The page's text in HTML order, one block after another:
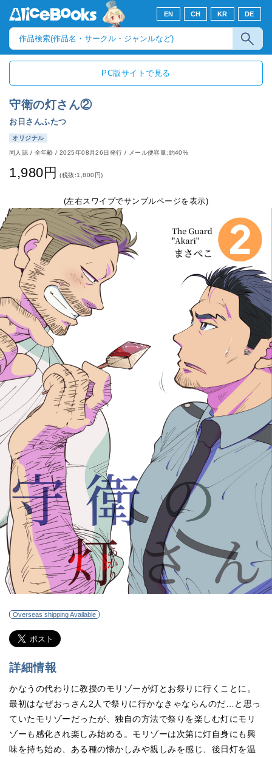
EN CH KR DE
PC版サイトで見る
守衛の灯さん②
お日さんふたつ
オリジナル
同人誌 / 全年齢/2025年08月26日発行 / メール便容量:約40%
1,980円 (税抜:1,800円)
(左右スワイプでサンプルページを表示)
Overseas shipping Available
詳細情報
かなうの代わりに教授のモリゾーが灯とお祭りに行くことに。
最初はなぜおっさん2人で祭りに行かなきゃならんのだ…と思っ
ていたモリゾーだったが、独自の方法で祭りを楽しむ灯にモリ
ゾーも感化され楽しみ始める。モリゾーは次第に灯自身にも興
味を持ち始め、ある種の懐かしみや親しみを感じ、後日灯を温